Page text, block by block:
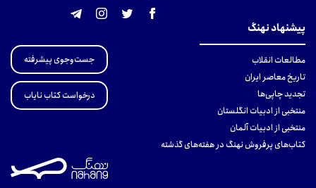
پیشنهاد نهنگ
مطالعات انقلاب
تاریخ معاصر ایران
تجدید چاپی‌ها
منتخبی از ادبیات انگلستان
منتخبی از ادبیات آلمان
کتاب‌های پرفروش نهنگ در هفته‌های گذشته
جست‌وجوی پیشرفته
درخواست کتاب نایاب